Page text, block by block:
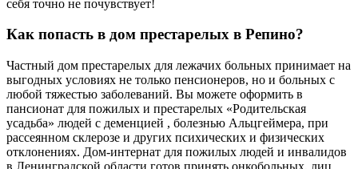
себя точно не почувствует!
Как попасть в дом престарелых в Репино?
Частный дом престарелых для лежачих больных принимает на
выгодных условиях не только пенсионеров, но и больных с
любой тяжестью заболеваний. Вы можете оформить в
пансионат для пожилых и престарелых «Родительская
усадьба» людей с деменцией , болезнью Альцгеймера, при
рассеянном склерозе и других психических и физических
отклонениях. Дом-интернат для пожилых людей и инвалидов